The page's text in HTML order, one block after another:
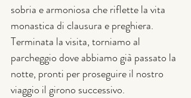
sobria e armoniosa che riflette la vita
monastica di clausura e preghiera.
Terminata la visita, torniamo al
parcheggio dove abbiamo già passato la
notte, pronti per proseguire il nostro
viaggio il girono successivo.